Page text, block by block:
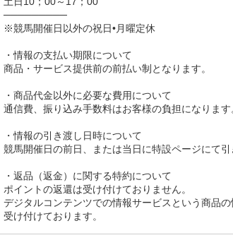
─────────
※競馬開催日以外の祝日•月曜定休
・情報の支払い期限について
商品・サービス提供前の前払い制となります。
・商品代金以外に必要な費用について
通信費、振り込み手数料はお客様の負担になります
・情報の引き渡し日時について
競馬開催日の前日、または当日に特設ページにて引
・返品（返金）に関する特約について
ポイントの返還は受け付けておりません。
デジタルコンテンツでの情報サービスという商品
受け付けております。